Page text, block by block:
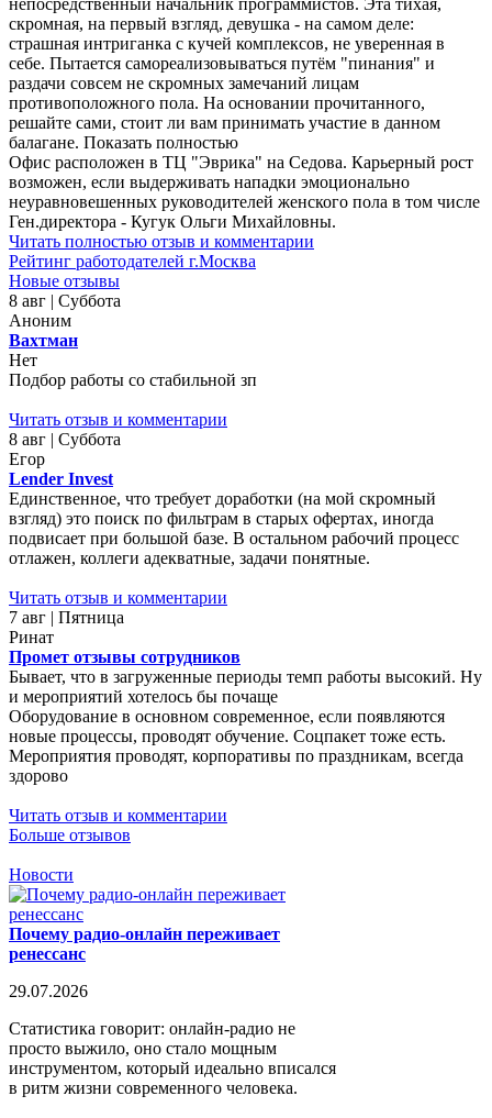
скромная, на первый взгляд, девушка - на самом деле:
страшная интриганка с кучей комплексов, не уверенная в
себе. Пытается самореализовываться путём "пинания" и
раздачи совсем не скромных замечаний лицам
противоположного пола. На основании прочитанного,
решайте сами, стоит ли вам принимать участие в данном
балагане. Показать полностью
Офис расположен в ТЦ "Эврика" на Седова. Карьерный рост
возможен, если выдерживать нападки эмоционально
неуравновешенных руководителей женского пола в том числе
Ген.директора - Кугук Ольги Михайловны.
Читать полностью отзыв и комментарии
Рейтинг работодателей г.Москва
Новые отзывы
8 авг | Суббота
Аноним
Вахтман
Нет
Подбор работы со стабильной зп
Читать отзыв и комментарии
8 авг | Суббота
Егор
Lender Invest
Единственное, что требует доработки (на мой скромный
взгляд) это поиск по фильтрам в старых офертах, иногда
подвисает при большой базе. В остальном рабочий процесс
отлажен, коллеги адекватные, задачи понятные.
Читать отзыв и комментарии
7 авг | Пятница
Ринат
Промет отзывы сотрудников
Бывает, что в загруженные периоды темп работы высокий. Ну
и мероприятий хотелось бы почаще
Оборудование в основном современное, если появляются
новые процессы, проводят обучение. Соцпакет тоже есть.
Мероприятия проводят, корпоративы по праздникам, всегда
здорово
Читать отзыв и комментарии
Больше отзывов
Новости
Почему радио-онлайн переживает
ренессанс
29.07.2026
Статистика говорит: онлайн-радио не
просто выжило, оно стало мощным
инструментом, который идеально вписался
в ритм жизни современного человека.